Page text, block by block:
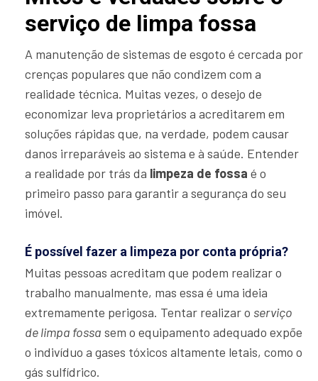
serviço de limpa fossa
A manutenção de sistemas de esgoto é cercada por
crenças populares que não condizem com a
realidade técnica. Muitas vezes, o desejo de
economizar leva proprietários a acreditarem em
soluções rápidas que, na verdade, podem causar
danos irreparáveis ao sistema e à saúde. Entender
a realidade por trás da limpeza de fossa é o
primeiro passo para garantir a segurança do seu
imóvel.
É possível fazer a limpeza por conta própria?
Muitas pessoas acreditam que podem realizar o
trabalho manualmente, mas essa é uma ideia
extremamente perigosa. Tentar realizar o serviço
de limpa fossa sem o equipamento adequado expõe
o indivíduo a gases tóxicos altamente letais, como o
gás sulfídrico.